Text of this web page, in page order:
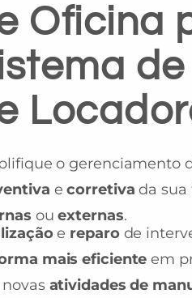
Oficina
o gerenciamento
ecorretiva da sua
ouexternas.
e reparode
mais eficiente em
novas atividades de